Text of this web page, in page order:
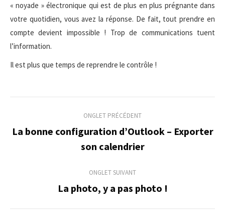
« noyade » électronique qui est de plus en plus prégnante dans
votre quotidien, vous avez la réponse. De fait, tout prendre en
compte devient impossible ! Trop de communications tuent
l’information.
Il est plus que temps de reprendre le contrôle !
de
commentaire
ONGLET PRÉCÉDENT
Onglet
précédent
La bonne configuration d’Outlook – Exporter
son calendrier
ONGLET SUIVANT
Onglet
La photo, y a pas photo !